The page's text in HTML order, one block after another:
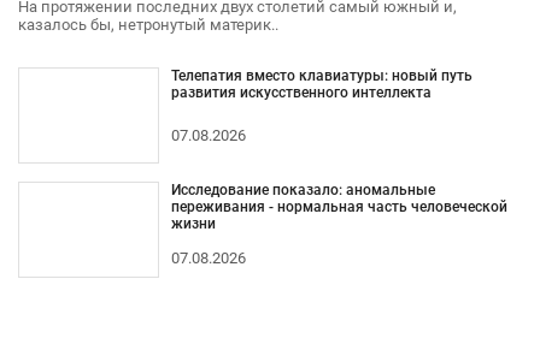
На протяжении последних двух столетий самый южный и,
казалось бы, нетронутый материк..
Телепатия вместо клавиатуры: новый путь
развития искусственного интеллекта
07.08.2026
Исследование показало: аномальные
переживания - нормальная часть человеческой
жизни
07.08.2026